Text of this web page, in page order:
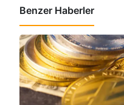
Benzer Haberler